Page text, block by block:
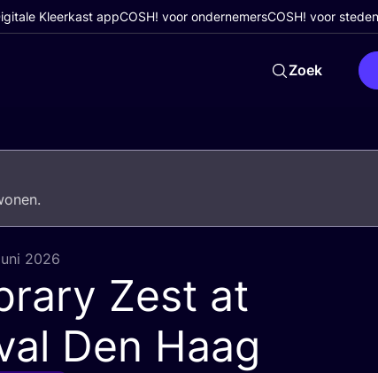
Kleerkast appCOSH! voor ondernemersCOSH! voor steden
Zoek
2026
Zest at
Den Haag